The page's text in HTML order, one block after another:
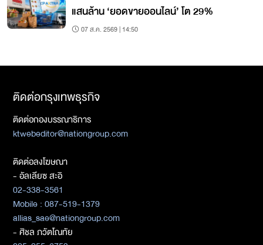
แสนล้าน ‘ยอดขายออนไลน์’ โต 29%
07 ส.ค. 2569 | 14:50
ติดต่อกรุงเทพธุรกิจ
ติดต่อกองบรรณาธิการ
ktwebeditor@nationgroup.com
ติดต่อลงโฆษณา
- อัลเลียซ สะอิ
02-338-3561
Mobile : 087-519-1379
allias_sae@nationgroup.com
- ศิชล ภวัตโณทัย